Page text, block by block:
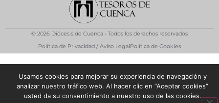
© 2026 Diócesis de Cuenca - Todos los derechos reservados
Política de Privacidad / Aviso LegalPolítica de Cookies
Usamos cookies para mejorar su experiencia de navegación y
analizar nuestro tráfico web. Al hacer clic en “Aceptar cookies”
usted da su consentimiento a nuestro uso de las cookies.